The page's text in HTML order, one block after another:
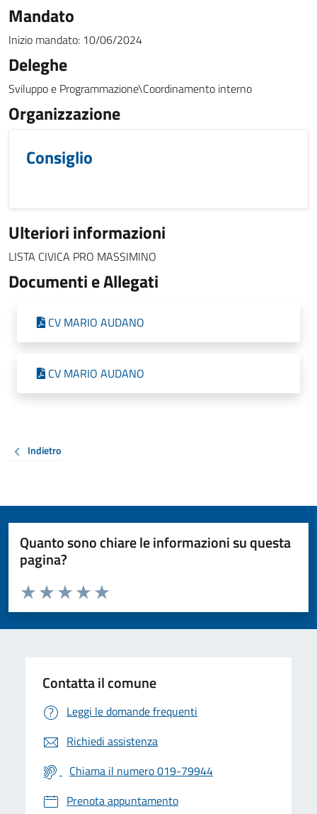
Mandato
Inizio mandato: 10/06/2024
Deleghe
Sviluppo e Programmazione\Coordinamento interno
Organizzazione
Consiglio
Ulteriori informazioni
LISTA CIVICA PRO MASSIMINO
Documenti e Allegati
CV MARIO AUDANO
CV MARIO AUDANO
Indietro
Quanto sono chiare le informazioni su questa
pagina?
Valuta da 1 a 5 stelle la pagina
Valuta 5 stelle su 5
Valuta 4 stelle su 5
Valuta 3 stelle su 5
Valuta 2 stelle su 5
Valuta 1 stelle su 5
Contatta il comune
Leggi le domande frequenti
Richiedi assistenza
Chiama il numero 019-79944
Prenota appuntamento